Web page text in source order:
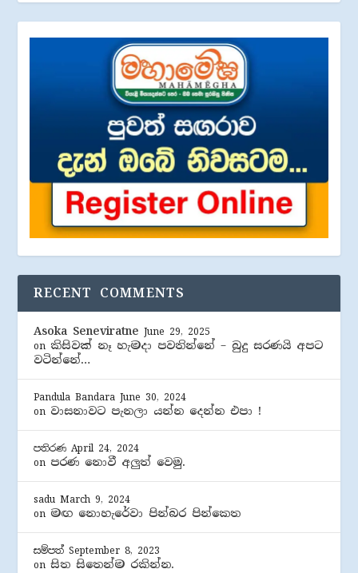
RECENT COMMENTS
Asoka Seneviratne June 29, 2025
on කිසිවක් නෑ හැමදා පවතින්නේ – බුදු සරණයි අපට
වටින්නේ…
Pandula Bandara June 30, 2024
on වාසනාවට පැනලා යන්න දෙන්න එපා !
පතිරණ April 24, 2024
on පරණ නොවී අලුත් වෙමු.
sadu March 9, 2024
on මඟ නොහැරේවා පින්බර පින්කෙත
සම්පත් September 8, 2023
onසිත සිතෙන්ම රකින්න.